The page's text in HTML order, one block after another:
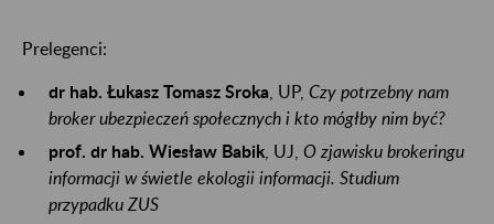
Prelegenci:
dr hab. Łukasz Tomasz Sroka , UP, Czy potrzebny nam
broker ubezpieczeń społecznych i kto mógłby nim być?
prof. dr hab. Wiesław Babik , UJ, O zjawisku brokeringu
informacji w świetle ekologii informacji. Studium
przypadku ZUS